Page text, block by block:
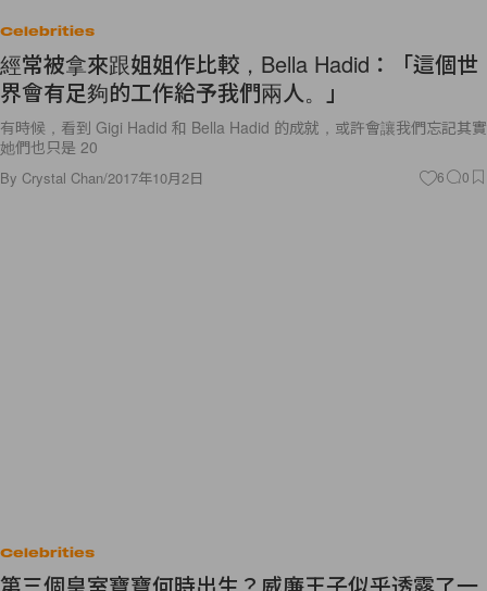
Celebrities
經常被拿來跟姐姐作比較，Bella Hadid：「這個世
界會有足夠的工作給予我們兩人。」
有時候，看到 Gigi Hadid 和 Bella Hadid 的成就，或許會讓我們忘記其實
她們也只是 20
By Crystal Chan/2017年10月2日 6 0
Celebrities